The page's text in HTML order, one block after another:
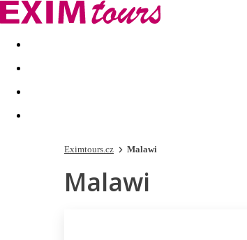
Akční nabídky Last minute
Eximtours.cz Malawi
Malawi